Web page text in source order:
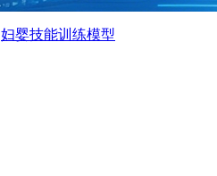
妇婴技能训练模型